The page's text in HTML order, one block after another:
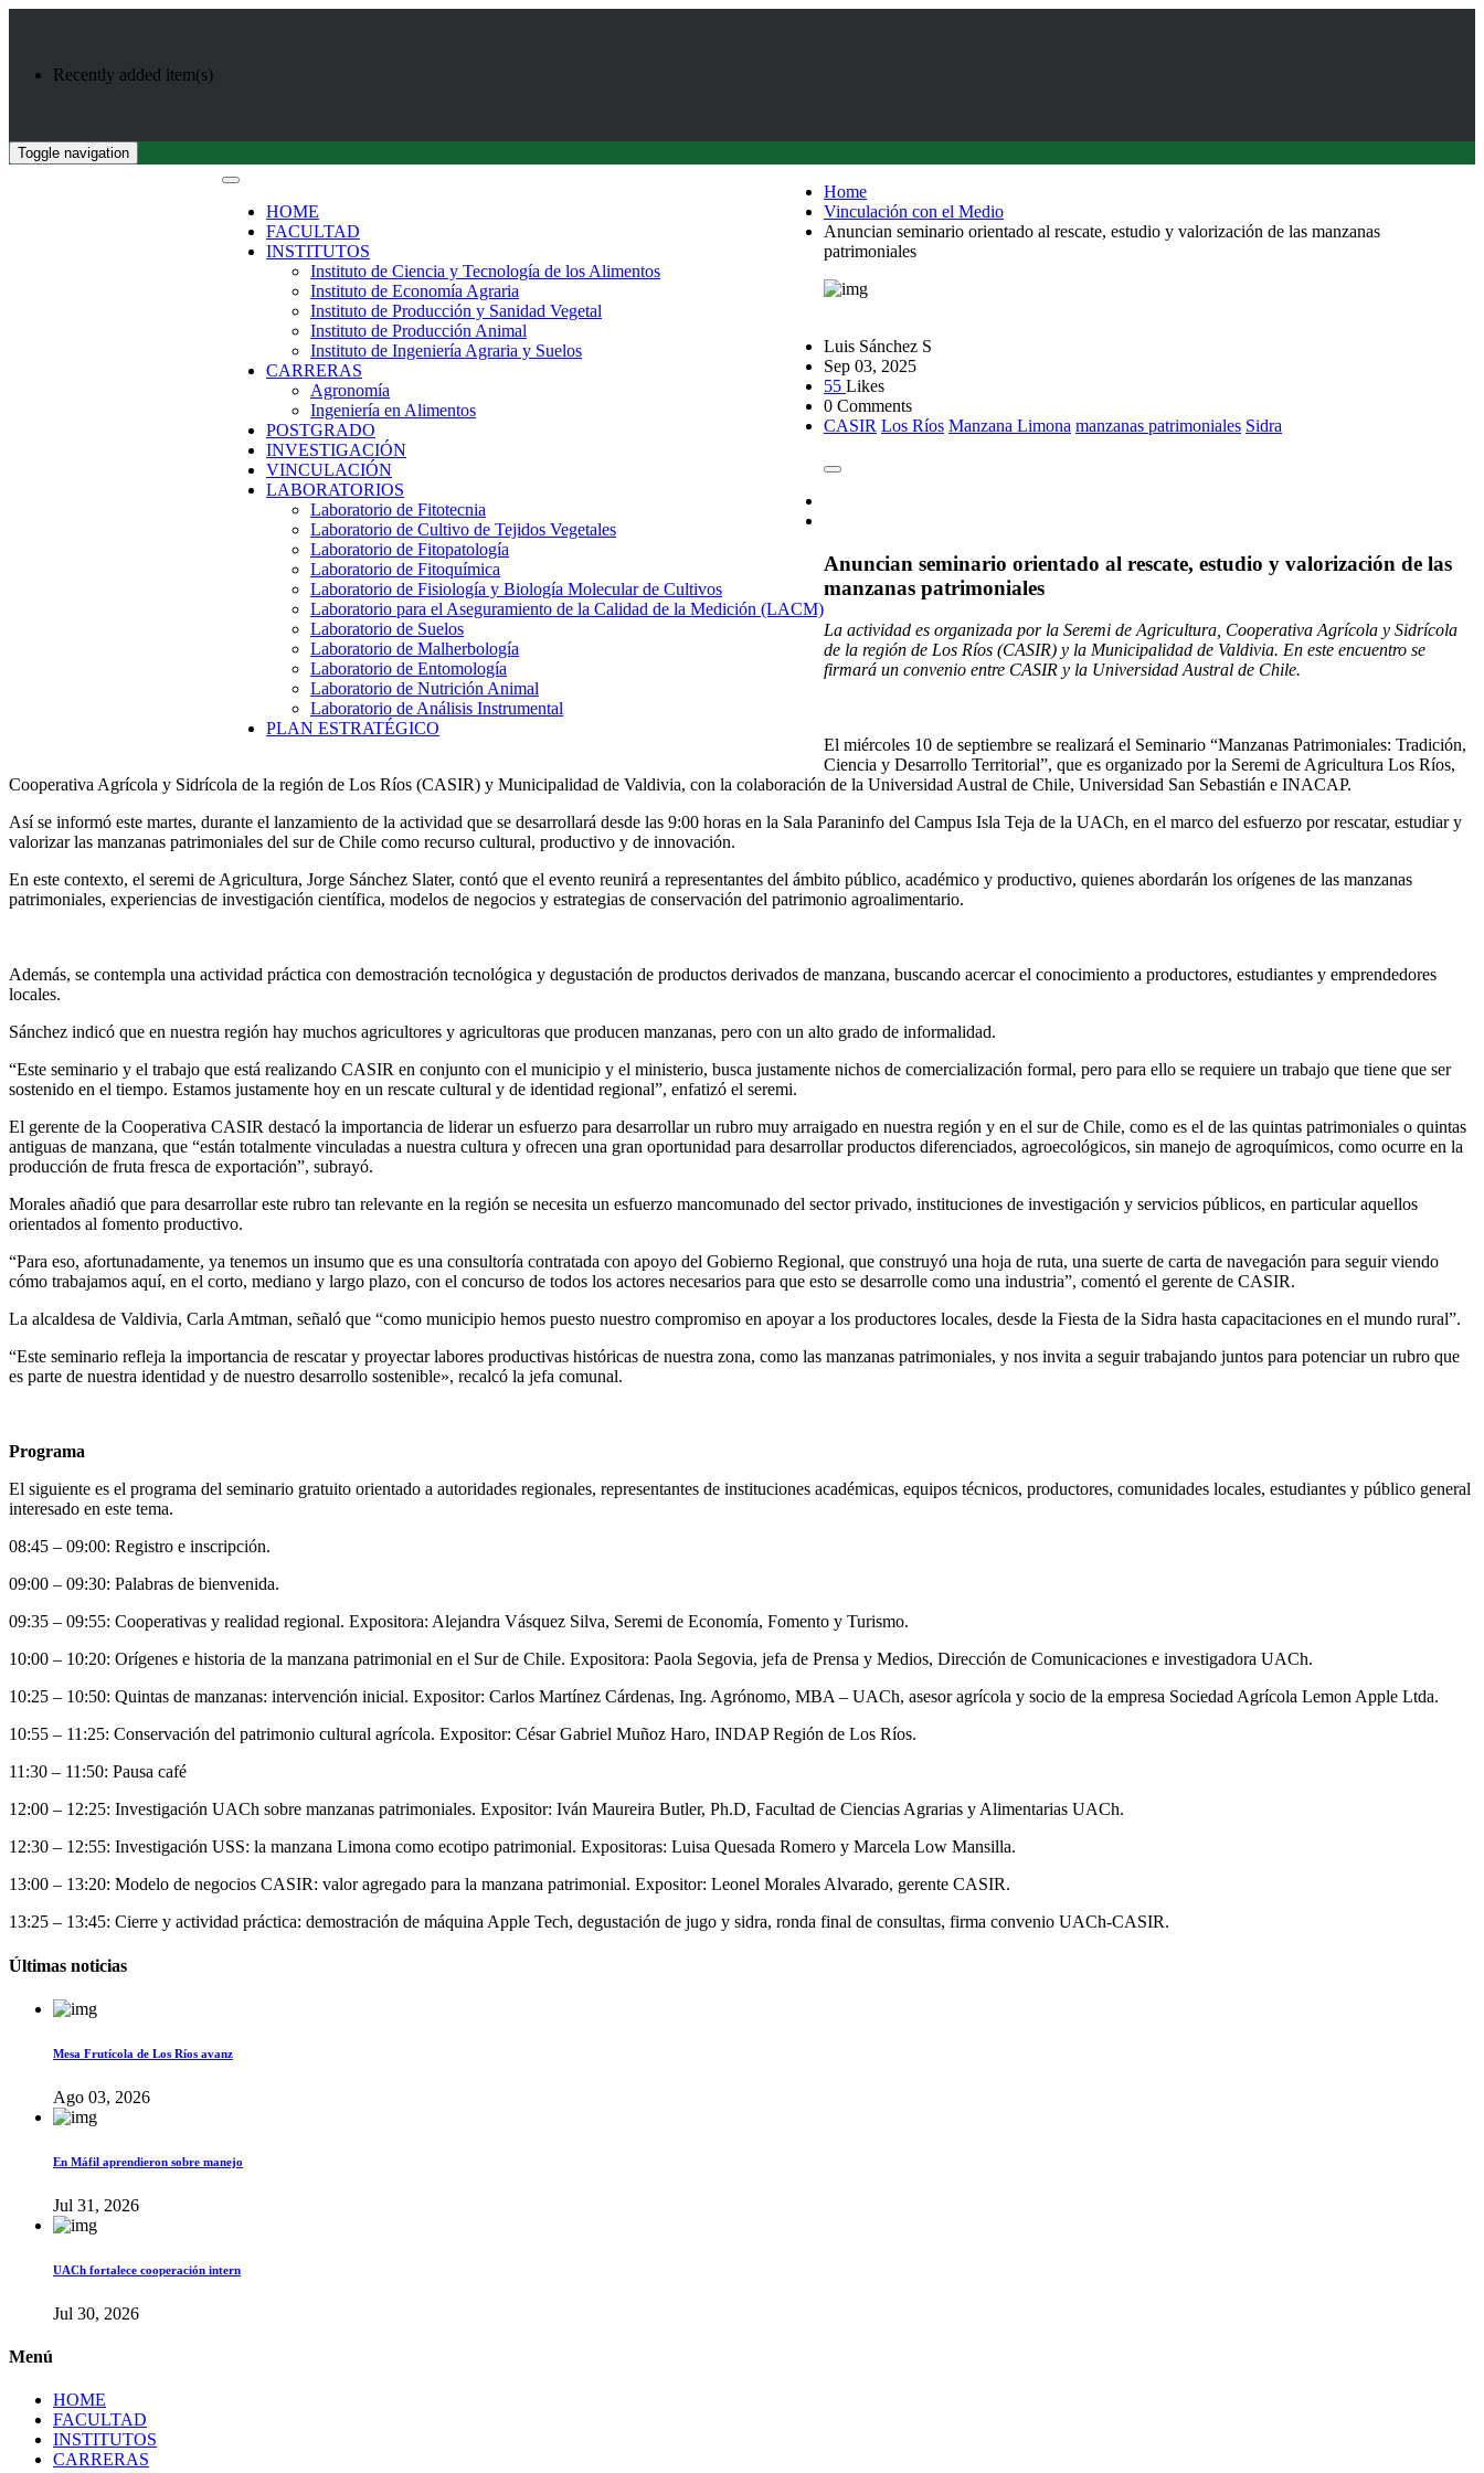
Recently added item(s)
Toggle navigation
HOME
FACULTAD
INSTITUTOS
Instituto de Ciencia y Tecnología de los Alimentos
Instituto de Economía Agraria
Instituto de Producción y Sanidad Vegetal
Instituto de Producción Animal
Instituto de Ingeniería Agraria y Suelos
CARRERAS
Agronomía
Ingeniería en Alimentos
POSTGRADO
INVESTIGACIÓN
VINCULACIÓN
LABORATORIOS
Laboratorio de Fitotecnia
Laboratorio de Cultivo de Tejidos Vegetales
Laboratorio de Fitopatología
Laboratorio de Fitoquímica
Laboratorio de Fisiología y Biología Molecular de Cultivos
Laboratorio para el Aseguramiento de la Calidad de la Medición (LACM)
Laboratorio de Suelos
Laboratorio de Malherbología
Laboratorio de Entomología
Laboratorio de Nutrición Animal
Laboratorio de Análisis Instrumental
PLAN ESTRATÉGICO
Home
Vinculación con el Medio
Anuncian seminario orientado al rescate, estudio y valorización de las manzanas
patrimoniales
Luis Sánchez S
Sep 03, 2025
55 Likes
0 Comments
CASIR Los Ríos Manzana Limona manzanas patrimoniales Sidra
Anuncian seminario orientado al rescate, estudio y valorización de las
manzanas patrimoniales
La actividad es organizada por la Seremi de Agricultura, Cooperativa Agrícola y Sidrícola
de la región de Los Ríos (CASIR) y la Municipalidad de Valdivia. En este encuentro se
firmará un convenio entre CASIR y la Universidad Austral de Chile.
El miércoles 10 de septiembre se realizará el Seminario “Manzanas Patrimoniales: Tradición,
Ciencia y Desarrollo Territorial”, que es organizado por la Seremi de Agricultura Los Ríos,
Cooperativa Agrícola y Sidrícola de la región de Los Ríos (CASIR) y Municipalidad de Valdivia, con la colaboración de la Universidad Austral de Chile, Universidad San Sebastián e INACAP.
Así se informó este martes, durante el lanzamiento de la actividad que se desarrollará desde las 9:00 horas en la Sala Paraninfo del Campus Isla Teja de la UACh, en el marco del esfuerzo por rescatar, estudiar y
valorizar las manzanas patrimoniales del sur de Chile como recurso cultural, productivo y de innovación.
En este contexto, el seremi de Agricultura, Jorge Sánchez Slater, contó que el evento reunirá a representantes del ámbito público, académico y productivo, quienes abordarán los orígenes de las manzanas
patrimoniales, experiencias de investigación científica, modelos de negocios y estrategias de conservación del patrimonio agroalimentario.
Además, se contempla una actividad práctica con demostración tecnológica y degustación de productos derivados de manzana, buscando acercar el conocimiento a productores, estudiantes y emprendedores
locales.
Sánchez indicó que en nuestra región hay muchos agricultores y agricultoras que producen manzanas, pero con un alto grado de informalidad.
“Este seminario y el trabajo que está realizando CASIR en conjunto con el municipio y el ministerio, busca justamente nichos de comercialización formal, pero para ello se requiere un trabajo que tiene que ser
sostenido en el tiempo. Estamos justamente hoy en un rescate cultural y de identidad regional”, enfatizó el seremi.
El gerente de la Cooperativa CASIR destacó la importancia de liderar un esfuerzo para desarrollar un rubro muy arraigado en nuestra región y en el sur de Chile, como es el de las quintas patrimoniales o quintas
antiguas de manzana, que “están totalmente vinculadas a nuestra cultura y ofrecen una gran oportunidad para desarrollar productos diferenciados, agroecológicos, sin manejo de agroquímicos, como ocurre en la
producción de fruta fresca de exportación”, subrayó.
Morales añadió que para desarrollar este rubro tan relevante en la región se necesita un esfuerzo mancomunado del sector privado, instituciones de investigación y servicios públicos, en particular aquellos
orientados al fomento productivo.
“Para eso, afortunadamente, ya tenemos un insumo que es una consultoría contratada con apoyo del Gobierno Regional, que construyó una hoja de ruta, una suerte de carta de navegación para seguir viendo
cómo trabajamos aquí, en el corto, mediano y largo plazo, con el concurso de todos los actores necesarios para que esto se desarrolle como una industria”, comentó el gerente de CASIR.
La alcaldesa de Valdivia, Carla Amtman, señaló que “como municipio hemos puesto nuestro compromiso en apoyar a los productores locales, desde la Fiesta de la Sidra hasta capacitaciones en el mundo rural”.
“Este seminario refleja la importancia de rescatar y proyectar labores productivas históricas de nuestra zona, como las manzanas patrimoniales, y nos invita a seguir trabajando juntos para potenciar un rubro que
es parte de nuestra identidad y de nuestro desarrollo sostenible», recalcó la jefa comunal.
Programa
El siguiente es el programa del seminario gratuito orientado a autoridades regionales, representantes de instituciones académicas, equipos técnicos, productores, comunidades locales, estudiantes y público general
interesado en este tema.
08:45 – 09:00: Registro e inscripción.
09:00 – 09:30: Palabras de bienvenida.
09:35 – 09:55: Cooperativas y realidad regional. Expositora: Alejandra Vásquez Silva, Seremi de Economía, Fomento y Turismo.
10:00 – 10:20: Orígenes e historia de la manzana patrimonial en el Sur de Chile. Expositora: Paola Segovia, jefa de Prensa y Medios, Dirección de Comunicaciones e investigadora UACh.
10:25 – 10:50: Quintas de manzanas: intervención inicial. Expositor: Carlos Martínez Cárdenas, Ing. Agrónomo, MBA – UACh, asesor agrícola y socio de la empresa Sociedad Agrícola Lemon Apple Ltda.
10:55 – 11:25: Conservación del patrimonio cultural agrícola. Expositor: César Gabriel Muñoz Haro, INDAP Región de Los Ríos.
11:30 – 11:50: Pausa café
12:00 – 12:25: Investigación UACh sobre manzanas patrimoniales. Expositor: Iván Maureira Butler, Ph.D, Facultad de Ciencias Agrarias y Alimentarias UACh.
12:30 – 12:55: Investigación USS: la manzana Limona como ecotipo patrimonial. Expositoras: Luisa Quesada Romero y Marcela Low Mansilla.
13:00 – 13:20: Modelo de negocios CASIR: valor agregado para la manzana patrimonial. Expositor: Leonel Morales Alvarado, gerente CASIR.
13:25 – 13:45: Cierre y actividad práctica: demostración de máquina Apple Tech, degustación de jugo y sidra, ronda final de consultas, firma convenio UACh-CASIR.
Últimas noticias
Mesa Frutícola de Los Ríos avanz
Ago 03, 2026
En Máfil aprendieron sobre manejo
Jul 31, 2026
UACh fortalece cooperación intern
Jul 30, 2026
Menú
HOME
FACULTAD
INSTITUTOS
CARRERAS